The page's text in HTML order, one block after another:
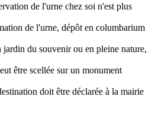
de l'urne chez soi n'est plus
de l'urne, dépôt en columbarium
du souvenir ou en pleine nature,
être scellée sur un monument
doit être déclarée à la mairie